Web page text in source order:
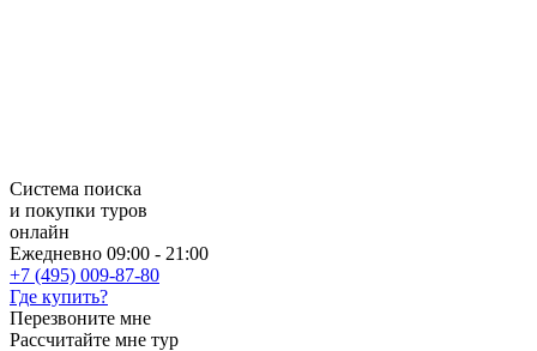
Система поиска
и покупки туров
онлайн
Ежедневно 09:00 - 21:00
+7 (495) 009-87-80
Где купить?
Перезвоните мне
Рассчитайте мне тур